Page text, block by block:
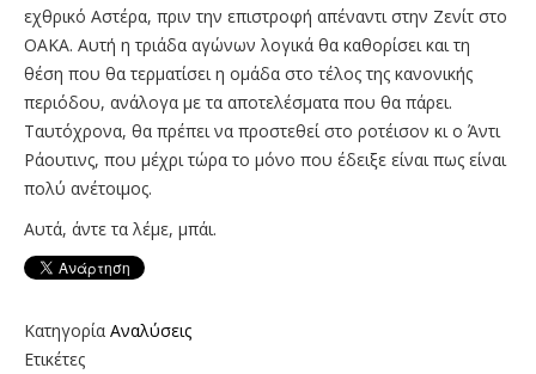
εχθρικό Αστέρα, πριν την επιστροφή απέναντι στην Ζενίτ στο
ΟΑΚΑ. Αυτή η τριάδα αγώνων λογικά θα καθορίσει και τη
θέση που θα τερματίσει η ομάδα στο τέλος της κανονικής
περιόδου, ανάλογα με τα αποτελέσματα που θα πάρει.
Ταυτόχρονα, θα πρέπει να προστεθεί στο ροτέισον κι ο Άντι
Ράουτινς, που μέχρι τώρα το μόνο που έδειξε είναι πως είναι
πολύ ανέτοιμος.
Αυτά, άντε τα λέμε, μπάι.
Κατηγορία Αναλύσεις
Ετικέτες